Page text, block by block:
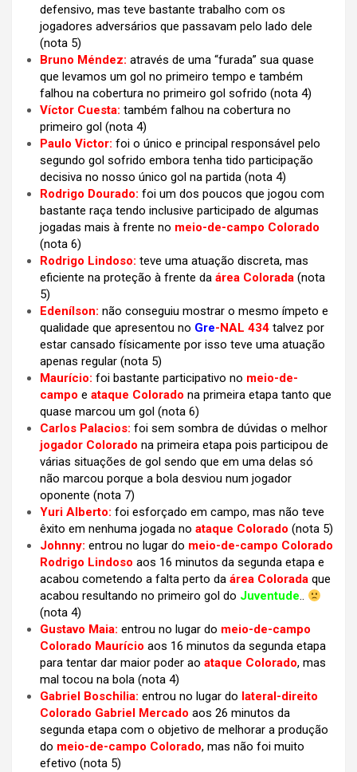
defensivo, mas teve bastante trabalho com os
jogadores adversários que passavam pelo lado dele
(nota 5)
Bruno Méndez: através de uma “furada” sua quase
que levamos um gol no primeiro tempo e também
falhou na cobertura no primeiro gol sofrido (nota 4)
Víctor Cuesta: também falhou na cobertura no
primeiro gol (nota 4)
Paulo Victor: foi o único e principal responsável pelo
segundo gol sofrido embora tenha tido participação
decisiva no nosso único gol na partida (nota 4)
Rodrigo Dourado: foi um dos poucos que jogou com
bastante raça tendo inclusive participado de algumas
jogadas mais à frente no meio-de-campo Colorado
(nota 6)
Rodrigo Lindoso: teve uma atuação discreta, mas
eficiente na proteção à frente da área Colorada (nota
5)
Edenílson: não conseguiu mostrar o mesmo ímpeto e
qualidade que apresentou no Gre-NAL 434 talvez por
estar cansado físicamente por isso teve uma atuação
apenas regular (nota 5)
Maurício: foi bastante participativo no meio-de-
campo e ataque Colorado na primeira etapa tanto que
quase marcou um gol (nota 6)
Carlos Palacios: foi sem sombra de dúvidas o melhor
jogador Colorado na primeira etapa pois participou de
várias situações de gol sendo que em uma delas só
não marcou porque a bola desviou num jogador
oponente (nota 7)
Yuri Alberto: foi esforçado em campo, mas não teve
êxito em nenhuma jogada no ataque Colorado (nota 5)
Johnny: entrou no lugar do meio-de-campo Colorado
Rodrigo Lindoso aos 16 minutos da segunda etapa e
acabou cometendo a falta perto da área Colorada que
acabou resultando no primeiro gol do Juventude..
(nota 4)
Gustavo Maia: entrou no lugar do meio-de-campo
Colorado Maurício aos 16 minutos da segunda etapa
para tentar dar maior poder ao ataque Colorado, mas
mal tocou na bola (nota 4)
Gabriel Boschilia: entrou no lugar do lateral-direito
Colorado Gabriel Mercado aos 26 minutos da
segunda etapa com o objetivo de melhorar a produção
do meio-de-campo Colorado, mas não foi muito
efetivo (nota 5)